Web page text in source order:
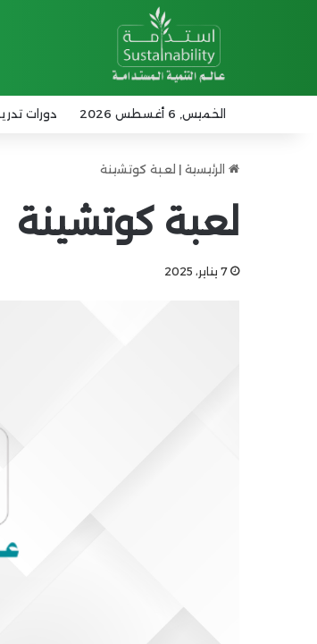
الخميس, 6 أغسطس 2026 دورات
الرئيسية | لعبة كوتشينة
لعبة كوتشينة
7 يناير، 2025